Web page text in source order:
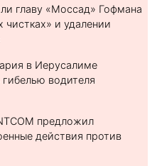
главу «Моссад» Гофмана
чистках» и удалении
в Иерусалиме
гибелью водителя
предложил
действия против